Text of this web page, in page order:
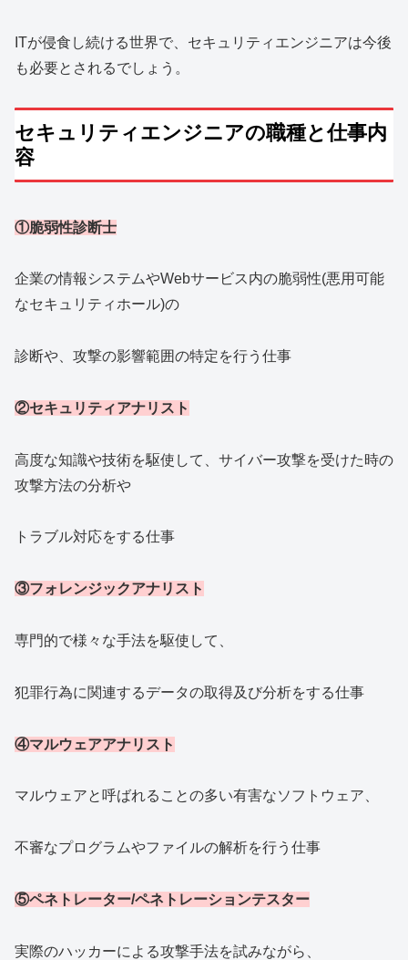
ITが侵食し続ける世界で、セキュリティエンジニアは今後
も必要とされるでしょう。
セキュリティエンジニアの職種と仕事内
容
①脆弱性診断士
企業の情報システムやWebサービス内の脆弱性(悪用可能
なセキュリティホール)の
診断や、攻撃の影響範囲の特定を行う仕事
②セキュリティアナリスト
高度な知識や技術を駆使して、サイバー攻撃を受けた時の
攻撃方法の分析や
トラブル対応をする仕事
③フォレンジックアナリスト
専門的で様々な手法を駆使して、
犯罪行為に関連するデータの取得及び分析をする仕事
④マルウェアアナリスト
マルウェアと呼ばれることの多い有害なソフトウェア、
不審なプログラムやファイルの解析を行う仕事
⑤ペネトレーター/ペネトレーションテスター
実際のハッカーによる攻撃手法を試みながら、